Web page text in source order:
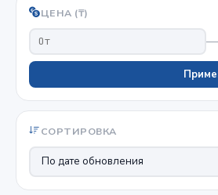
ЦЕНА (₸)
—
СОРТИРОВКА